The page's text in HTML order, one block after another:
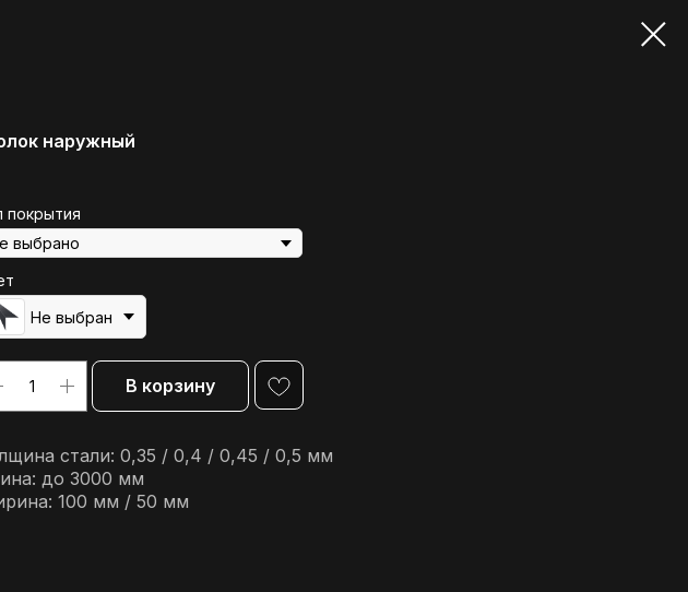
наружный
покрытия
Не выбран
В корзину
стали: 0,35 / 0,4 / 0,45 / 0,5 мм
до 3000 мм
100 мм / 50 мм